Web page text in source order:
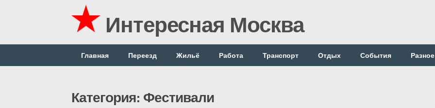
Интересная Москва
Главная Переезд Жильё Работа Транспорт Отдых События Разное
Категория: Фестивали